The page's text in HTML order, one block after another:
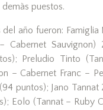
puestos.
año fueron: Famiglia
Cabernet Sauvignon)
Preludio Tinto
– Cabernet Franc –
puntos); Jano Tannat
Eolo (Tannat – Ruby